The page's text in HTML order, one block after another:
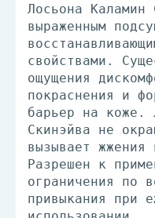
Лосьона Каламин
выраженным
свойствами.
ощущения
покраснения и
барьер на коже.
Скинэйва не
вызывает жжения
Разрешен к
ограничения по
привыкания при